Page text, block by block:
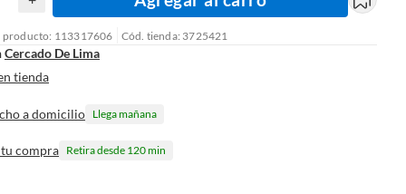
producto: 113317606 Cód. tienda: 3725421
Cercado De Lima
tienda
a domicilio Llega mañana
compra Retira desde 120 min